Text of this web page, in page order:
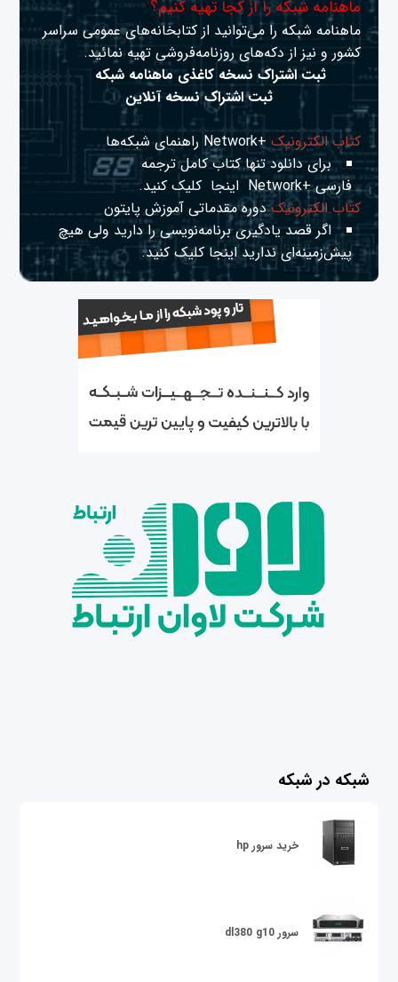
ماهنامه شبکه را از کجا تهیه کنیم؟
ماهنامه شبکه را می‌توانید از کتابخانه‌های عمومی سراسر
کشور و نیز از دکه‌های روزنامه‌فروشی تهیه نمائید.
ثبت اشتراک نسخه کاغذی ماهنامه شبکه
ثبت اشتراک نسخه آنلاین
کتاب الکترونیک+Network راهنمای شبکه‌ها
برای دانلود تنها کتاب کامل ترجمه
فارسی +Network
اینجا کلیک کنید.
کتاب الکترونیکدوره مقدماتی آموزش پایتون
اگر قصد یادگیری برنامه‌نویسی را دارید ولی هیچ
پیش‌زمینه‌ای نداریداینجا کلیک کنید.
شبکه در شبکه
خرید سرور hp
سرور dl380 g10